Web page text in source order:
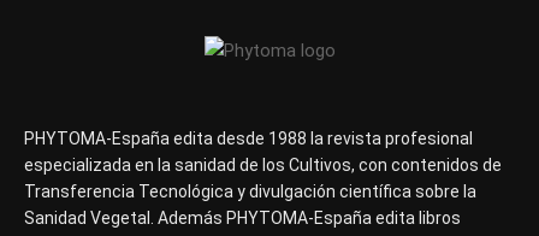
PHYTOMA-España edita desde 1988 la revista profesional
especializada en la sanidad de los Cultivos, con contenidos de
Transferencia Tecnológica y divulgación científica sobre la
Sanidad Vegetal. Además PHYTOMA-España edita libros